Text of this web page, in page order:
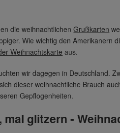
die weihnachtlichenGrußkarten
Wie wichtig den Amerikanern
Weihnachtskarte aus.
wir dagegen in Deutschland.
dieser weihnachtliche Brauch
Gepflogenheiten.
mal glitzern -